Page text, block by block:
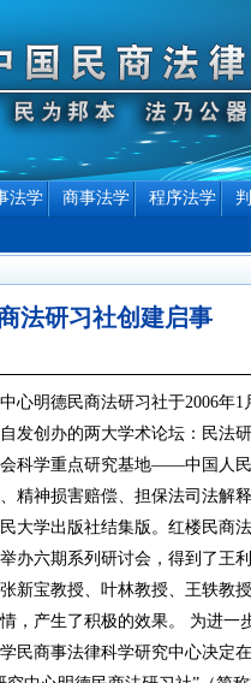
法学 商事法学 程序法学
法研习社创建启事
心明德民商法研习社于2006年
发创办的两大学术论坛：民法
科学重点研究基地——中国人
精神损害赔偿、担保法司法解
大学出版社结集版。红楼民商
办六期系列研讨会，得到了王
新宝教授、叶林教授、王轶教
，产生了积极的效果。 为进一
民商事法律科学研究中心决定